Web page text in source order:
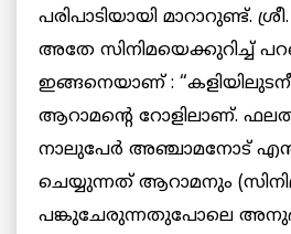
പരിപാടിയായി മാറാറുണ്ട്.
അതേ സിനിമയെക്കുറിച്ച്
ഇങ്ങനെയാണ് : “
ആറാമന്റെ റോളിലാണ്.
നാലുപേർ അഞ്ചാമനോട്
ചെയ്യുന്നത് ആറാമനും
പങ്കുചേരുന്നതുപോലെ